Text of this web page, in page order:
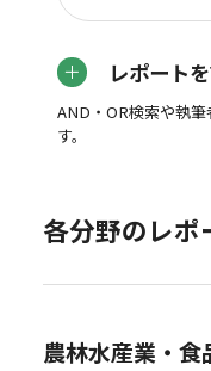
レポート
AND・OR検索や執
す。
各分野のレポ
農林水産業・食